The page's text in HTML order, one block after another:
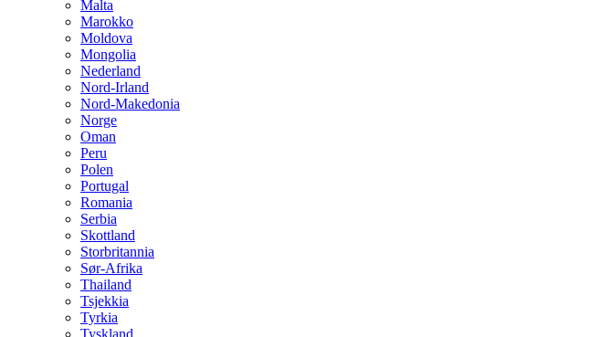
Malta
Marokko
Moldova
Mongolia
Nederland
Nord-Irland
Nord-Makedonia
Norge
Oman
Peru
Polen
Portugal
Romania
Serbia
Skottland
Storbritannia
Sør-Afrika
Thailand
Tsjekkia
Tyrkia
Tyskland